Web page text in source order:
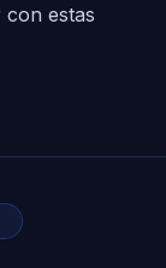
estas